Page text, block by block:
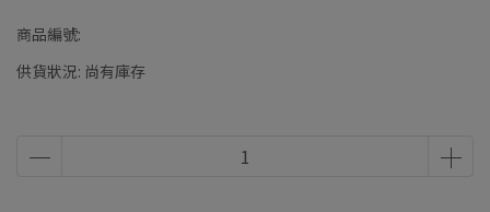
商品編號:
供貨狀況: 尚有庫存